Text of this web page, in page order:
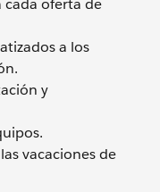
cada oferta de
a los
y
vacaciones de